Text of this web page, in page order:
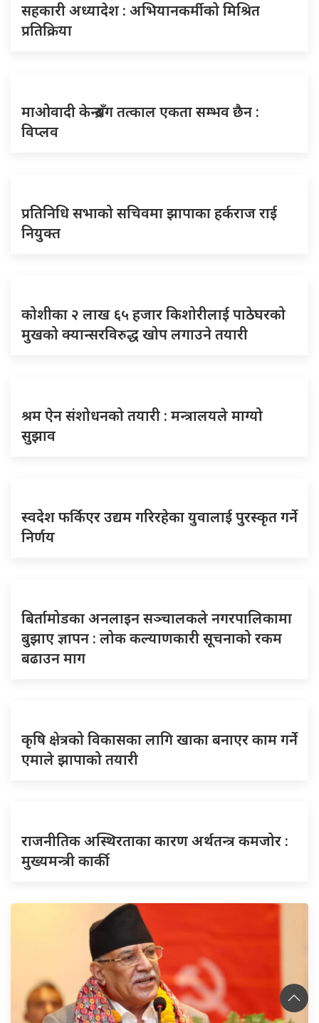
सहकारी अध्यादेश : अभियानकर्मीको मिश्रित
प्रतिक्रिया
माओवादी केन्द्रसँग तत्काल एकता सम्भव छैन :
विप्लव
प्रतिनिधि सभाको सचिवमा झापाका हर्कराज राई
नियुक्त
कोशीका २ लाख ६५ हजार किशोरीलाई पाठेघरको
मुखको क्यान्सरविरुद्ध खोप लगाउने तयारी
श्रम ऐन संशोधनको तयारी : मन्त्रालयले माग्यो
सुझाव
स्वदेश फर्किएर उद्यम गरिरहेका युवालाई पुरस्कृत गर्ने
निर्णय
बिर्तामोडका अनलाइन सञ्चालकले नगरपालिकामा
बुझाए ज्ञापन : लोक कल्याणकारी सूचनाको रकम
बढाउन माग
कृषि क्षेत्रको विकासका लागि खाका बनाएर काम गर्ने
एमाले झापाको तयारी
राजनीतिक अस्थिरताका कारण अर्थतन्त्र कमजोर :
मुख्यमन्त्री कार्की